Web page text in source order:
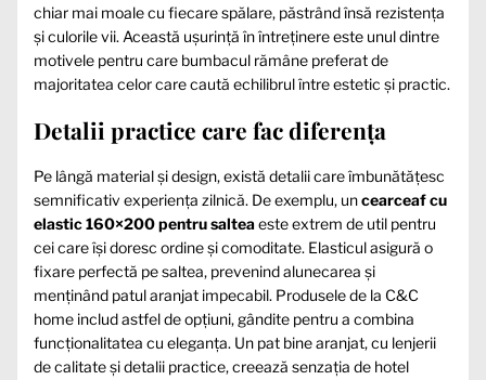
chiar mai moale cu fiecare spălare, păstrând însă rezistența
și culorile vii. Această ușurință în întreținere este unul dintre
motivele pentru care bumbacul rămâne preferat de
majoritatea celor care caută echilibrul între estetic și practic.
Detalii practice care fac diferența
Pe lângă material și design, există detalii care îmbunătățesc
semnificativ experiența zilnică. De exemplu, uncearceaf cu
elastic 160×200 pentru salteaeste extrem de util pentru
cei care își doresc ordine și comoditate. Elasticul asigură o
fixare perfectă pe saltea, prevenind alunecarea și
menținând patul aranjat impecabil. Produsele de la C&C
home includ astfel de opțiuni, gândite pentru a combina
funcționalitatea cu eleganța. Un pat bine aranjat, cu lenjerii
de calitate și detalii practice, creează senzația de hotel